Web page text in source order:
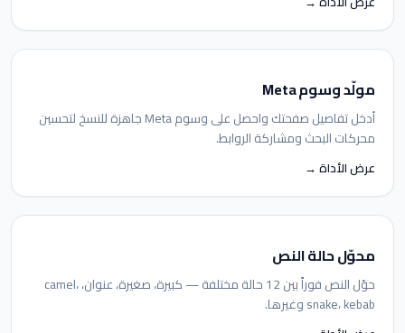
مولّد وسوم Meta
أدخل تفاصيل صفحتك واحصل على وسوم Meta جاهزة للنسخ لتحسين
محركات البحث ومشاركة الروابط.
عرض الأداة →
محوّل حالة النص
حوّل النص فوراً بين 12 حالة مختلفة — كبيرة، صغيرة، عنوان، camel،
snake، kebab وغيرها.